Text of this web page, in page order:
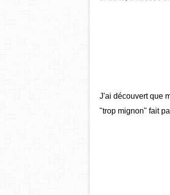
J'ai découvert que
"trop mignon" fait